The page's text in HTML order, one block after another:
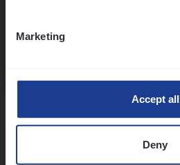
Marketing
Accept all
Deny